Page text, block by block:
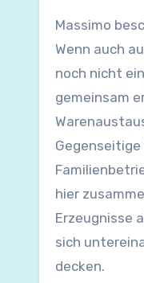
Massimo
Wenn auch
noch nicht
gemeinsam
hier
Erzeugnisse
sich
decken.